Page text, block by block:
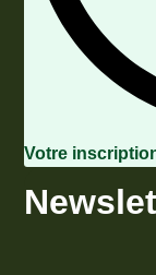
Votre